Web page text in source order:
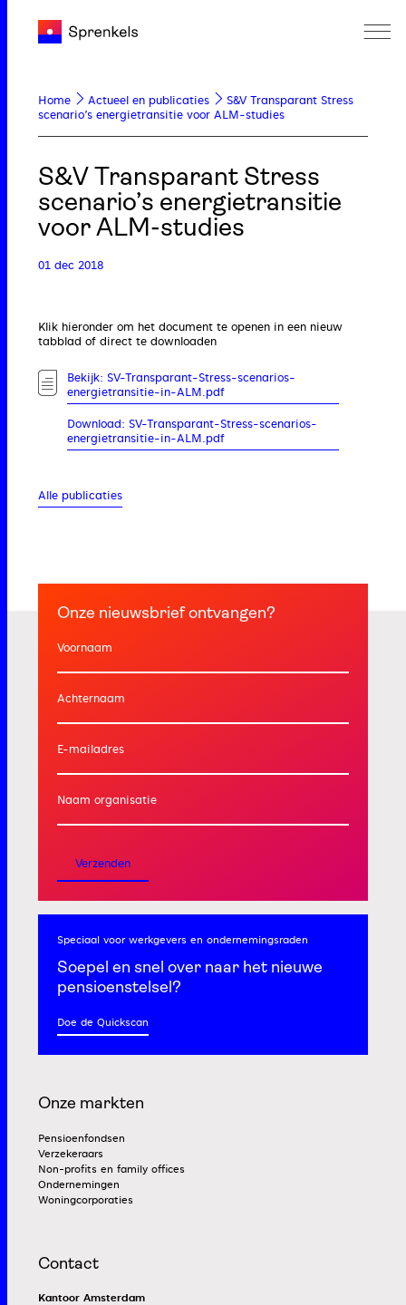
Home Actueel en publicaties
S&V Transparant Stress
scenario’s energietransitie voor ALM-studies
S&V Transparant Stress
scenario’s energietransitie
voor ALM-studies
01 dec 2018
Klik hieronder om het document te openen in een nieuw
tabblad of direct te downloaden
Bekijk: SV-Transparant-Stress-scenarios-
energietransitie-in-ALM.pdf
Download: SV-Transparant-Stress-scenarios-
energietransitie-in-ALM.pdf
Alle publicaties
Onze nieuwsbrief ontvangen?
Voornaam
Achternaam
E-mailadres
Naam organisatie
Verzenden
Speciaal voor werkgevers en ondernemingsraden
Soepel en snel over naar het nieuwe
pensioenstelsel?
Doe de Quickscan
Onze markten
Pensioenfondsen
Verzekeraars
Non-profits en family offices
Ondernemingen
Woningcorporaties
Contact
Kantoor Amsterdam